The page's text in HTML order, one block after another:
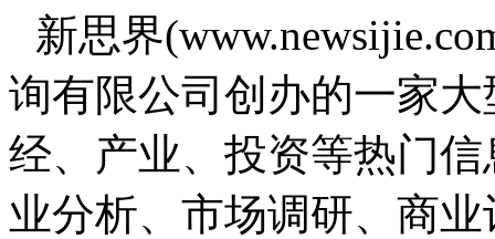
新思界
询有限公司创办的一家
经、产业、投资等热门
业分析、市场调研、商